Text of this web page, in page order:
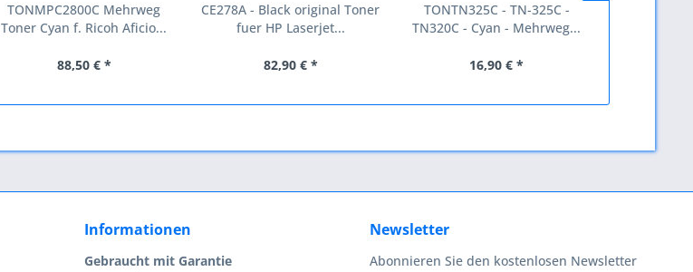
TONMPC2800C Mehrweg
Toner Cyan f. Ricoh Aficio...
88,50 € *
CE278A - Black original Toner
fuer HP Laserjet...
82,90 € *
TONTN325C - TN-325C -
TN320C - Cyan - Mehrweg...
16,90 € *
Informationen
Gebraucht mit Garantie
Newsletter
Abonnieren Sie den kostenlosen Newsletter